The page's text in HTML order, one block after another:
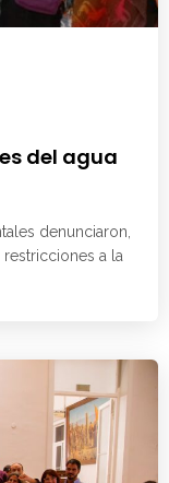
del agua
denunciaron,
restricciones a la